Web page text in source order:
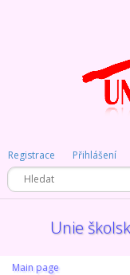
Registrace Přihlášení
Unie
Main page